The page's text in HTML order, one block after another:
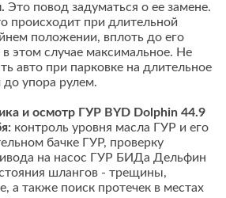
Это повод задуматься о ее замене.
происходит при длительной
положении, вплоть до его
в этом случае максимальное. Не
авто при парковке на длительное
упора рулем.
и осмотр ГУР BYD Dolphin 44.9
контроль уровня масла ГУР и его
бачке ГУР, проверку
на насос ГУР БИДа Дельфин
шлангов - трещины,
а также поиск протечек в местах